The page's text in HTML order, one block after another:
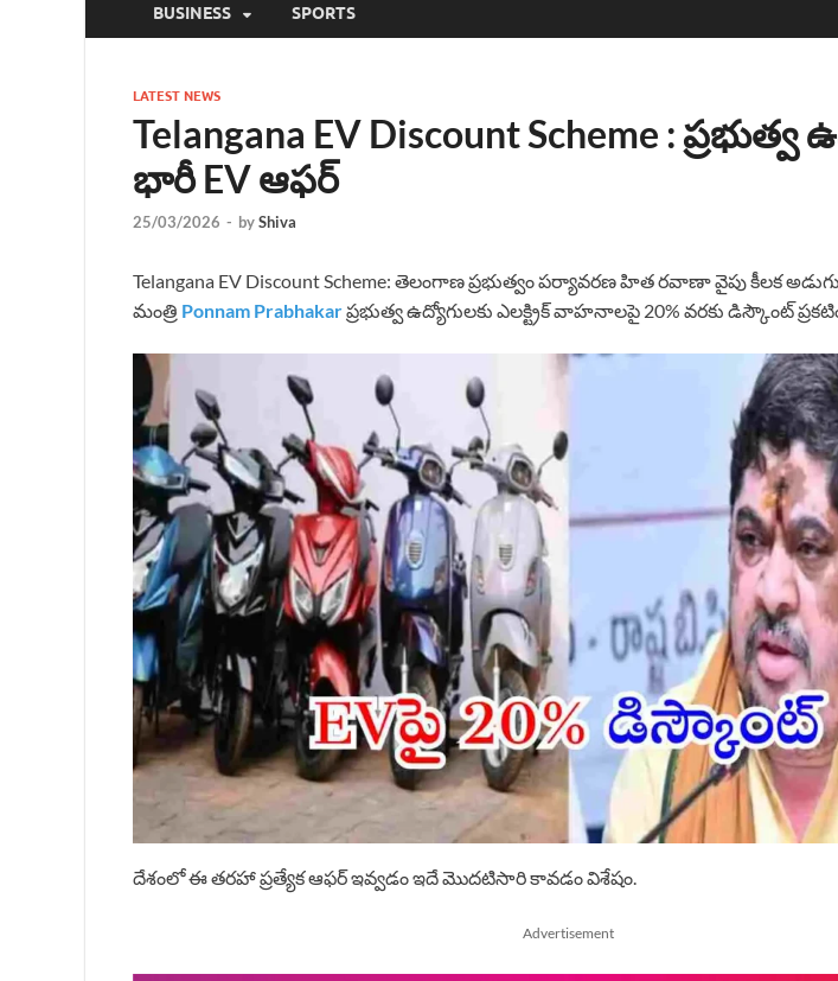
BUSINESS SPORTS
LATEST NEWS
Telangana EV Discount Scheme : ప్రభుత్వ
భారీ EV ఆఫర్
25/03/2026 - byShiva
Telangana EV Discount Scheme: తెలంగాణ ప్రభుత్వం పర్యావరణ హిత రవాణా వైపు కీలక
మంత్రి Ponnam Prabhakarప్రభుత్వ ఉద్యోగులకు ఎలక్ట్రిక్ వాహనాలపై 20% వరకు డిస్కౌంట్
దేశంలో ఈ తరహా ప్రత్యేక ఆఫర్ ఇవ్వడం ఇదే మొదటిసారి కావడం విశేషం.
Advertisement